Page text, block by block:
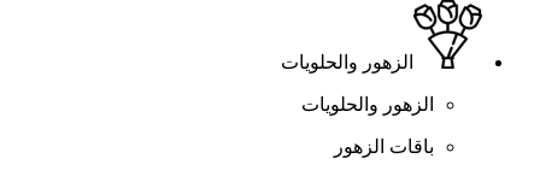
الزهور والحلويات
الزهور والحلويات
باقات الزهور